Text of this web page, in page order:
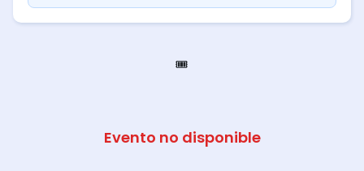
🎟️
Evento no disponible